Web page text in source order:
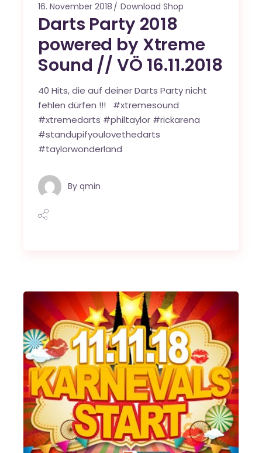
16. November 2018 Download Shop
Darts Party 2018
powered by Xtreme
Sound // VÖ 16.11.2018
40 Hits, die auf deiner Darts Party nicht
fehlen dürfen !!! #xtremesound
#xtremedarts #philtaylor #rickarena
#standupifyoulovethedarts
#taylorwonderland
By qmin